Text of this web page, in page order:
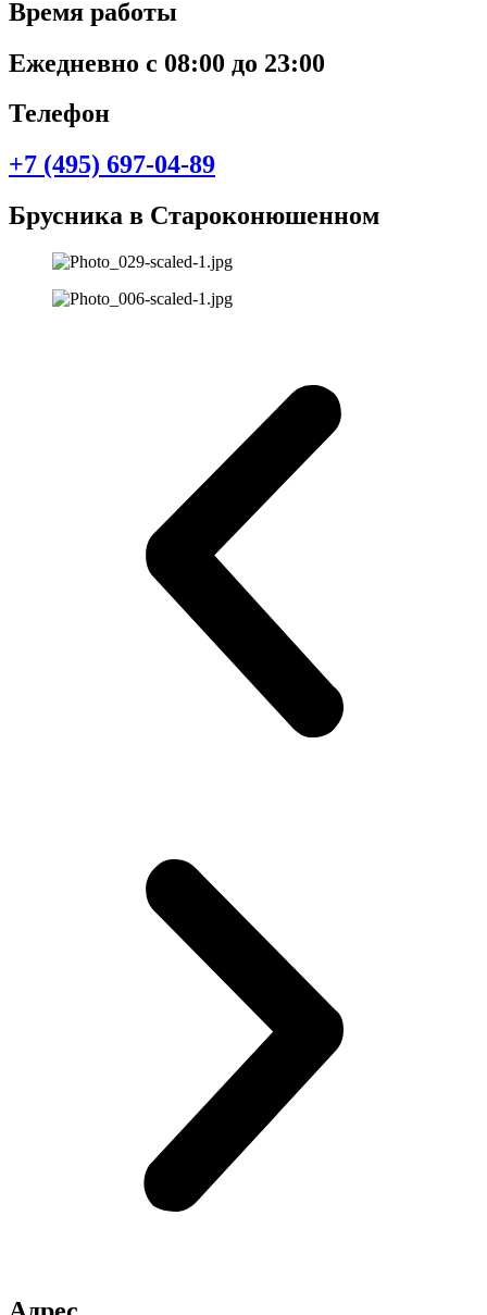
Время работы
Ежедневно с 08:00 до 23:00
Телефон
+7 (495) 697-04-89
Брусника в Староконюшенном